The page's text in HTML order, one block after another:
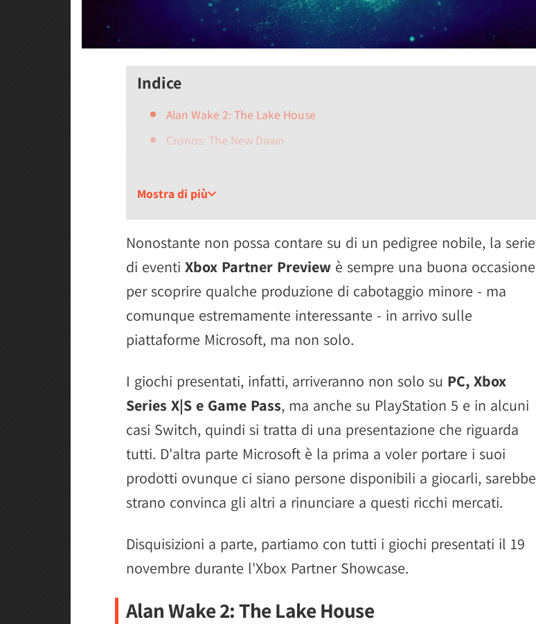
Indice
Alan Wake 2: The Lake House
Cronos: The New Dawn
Like a Dragon: Pirate Yakuza in Hawaii
Mouse: P.I. For Hire
Subnautica 2
Animal Well
Edens Zero
Eternal Strands
Mistfall Hunter
Phasmophobia
The Legend of Baboo
Wuchang: Fallen Feathers
FBC: Firebreak
Mostra di più
Nonostante non possa contare su di un pedigree nobile, la serie
di eventi Xbox Partner Preview è sempre una buona occasione
per scoprire qualche produzione di cabotaggio minore - ma
comunque estremamente interessante - in arrivo sulle
piattaforme Microsoft, ma non solo.
I giochi presentati, infatti, arriveranno non solo su PC, Xbox
Series X|S e Game Pass, ma anche su PlayStation 5 e in alcuni
casi Switch, quindi si tratta di una presentazione che riguarda
tutti. D'altra parte Microsoft è la prima a voler portare i suoi
prodotti ovunque ci siano persone disponibili a giocarli, sarebbe
strano convinca gli altri a rinunciare a questi ricchi mercati.
Disquisizioni a parte, partiamo con tutti i giochi presentati il 19
novembre durante l'Xbox Partner Showcase.
Alan Wake 2: The Lake House